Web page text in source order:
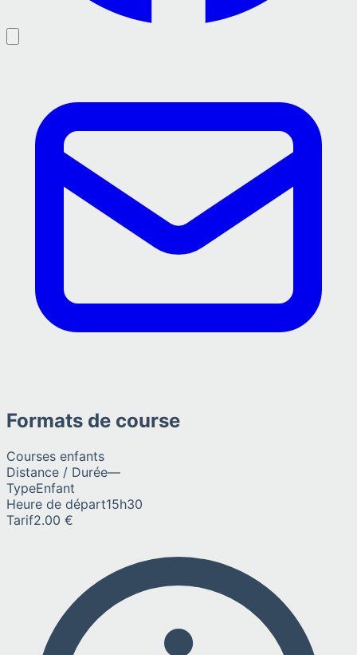
Formats de course
Courses enfants
Distance / Durée—
TypeEnfant
Heure de départ15h30
Tarif2.00 €